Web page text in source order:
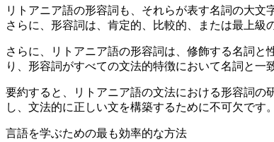
リトアニア語の形容詞も、それらが表す名詞の大文
さらに、形容詞は、肯定的、比較的、または最上級
さらに、リトアニア語の形容詞は、修飾する名詞
り、形容詞がすべての文法的特徴において名詞と一
要約すると、リトアニア語の文法における形容詞
し、文法的に正しい文を構築するために不可欠です。
言語を学ぶための最も効率的な方法